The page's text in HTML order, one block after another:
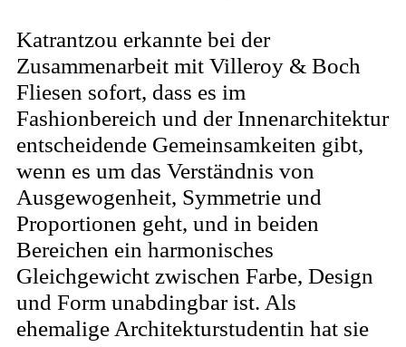
Katrantzou erkannte bei der
Zusammenarbeit mit Villeroy & Boch
Fliesen sofort, dass es im
Fashionbereich und der Innenarchitektur
entscheidende Gemeinsamkeiten gibt,
wenn es um das Verständnis von
Ausgewogenheit, Symmetrie und
Proportionen geht, und in beiden
Bereichen ein harmonisches
Gleichgewicht zwischen Farbe, Design
und Form unabdingbar ist. Als
ehemalige Architekturstudentin hat sie